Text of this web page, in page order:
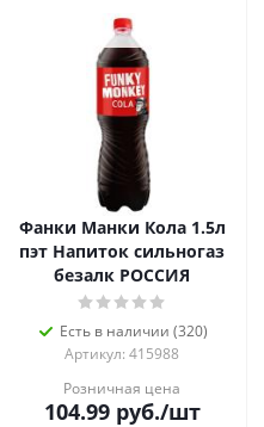
Фанки Манки Кола 1.5л
пэт Напиток сильногаз
безалк РОССИЯ
Есть в наличии (320)
Артикул: 415988
Розничная цена
104.99руб./шт